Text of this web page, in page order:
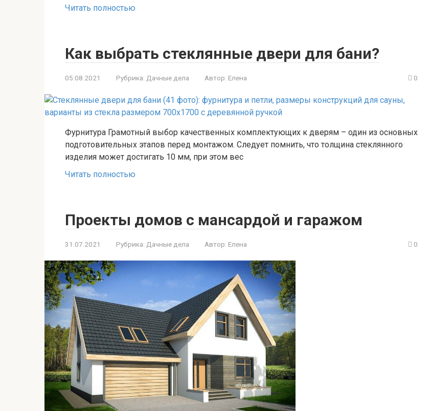
Читать полностью
Как выбрать стеклянные двери для бани?
05.08.2021 Рубрика: Дачные дела Автор: Елена 0
Фурнитура Грамотный выбор качественных комплектующих к дверям – один из основных
подготовительных этапов перед монтажом. Следует помнить, что толщина стеклянного
изделия может достигать 10 мм, при этом вес
Читать полностью
Проекты домов с мансардой и гаражом
31.07.2021 Рубрика: Дачные дела Автор: Елена 0